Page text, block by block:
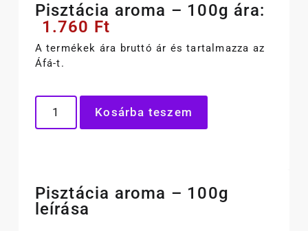
Pisztácia aroma – 100g ára:
1.760 Ft
A termékek ára bruttó ár és tartalmazza az
Áfá-t.
Kosárba teszem
Pisztácia aroma – 100g
leírása